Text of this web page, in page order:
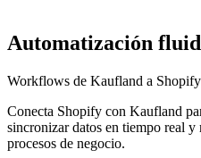
Automatización
Workflows de Kaufland a Shopify
Conecta Shopify con Kaufland
sincronizar datos en tiempo real
procesos de negocio.